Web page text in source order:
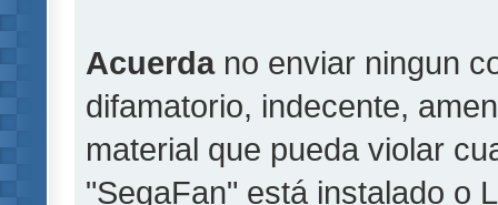
Acuerdano enviar ningun
difamatorio, indecente,
material que pueda violar
"SegaFan" está instalado o